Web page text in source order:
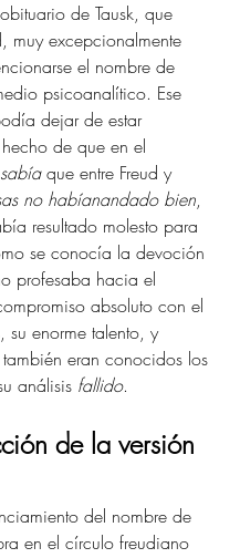
de Tausk, que
muy excepcionalmente
el nombre de
psicoanalítico. Ese
dejar de estar
de que en el
que entre Freud y
no habíanandado bien,
resultado molesto para
se conocía la devoción
profesaba hacia el
absoluto con el
su enorme talento, y
también eran conocidos los
análisis fallido.
de la versión
del nombre de
en el círculo freudiano